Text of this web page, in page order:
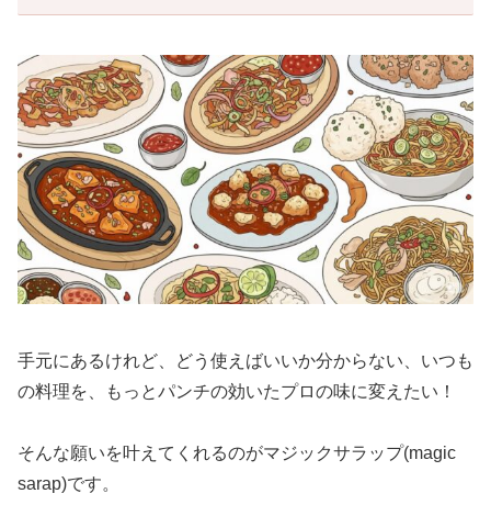
手元にあるけれど、どう使えばいいか分からない、いつも
の料理を、もっとパンチの効いたプロの味に変えたい！
そんな願いを叶えてくれるのがマジックサラップ(magic
sarap)です。